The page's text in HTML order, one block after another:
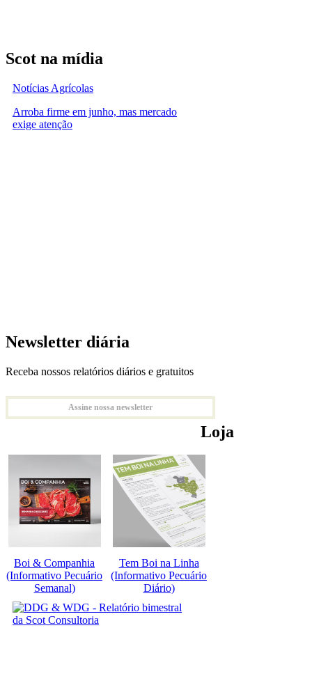
Scot na mídia
Notícias Agrícolas
Arroba firme em junho, mas mercado
exige atenção
Newsletter diária
Receba nossos relatórios diários e gratuitos
Assine nossa newsletter
Loja
Boi & Companhia
(Informativo Pecuário
Semanal)
Tem Boi na Linha
(Informativo Pecuário
Diário)